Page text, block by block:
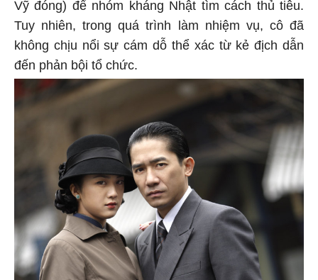
Vỹ đóng) để nhóm kháng Nhật tìm cách thủ tiêu.
Tuy nhiên, trong quá trình làm nhiệm vụ, cô đã
không chịu nổi sự cám dỗ thể xác từ kẻ địch dẫn
đến phản bội tổ chức.